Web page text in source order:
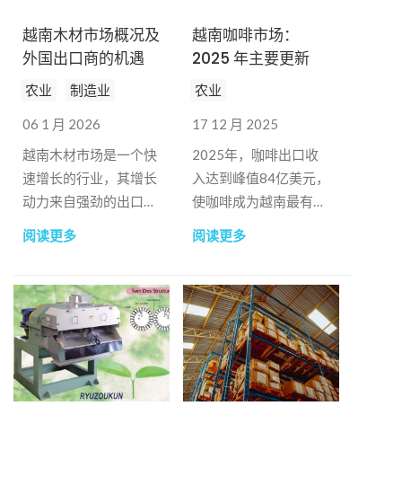
越南木材市场概况及
外国出口商的机遇
农业 制造业
06 1 月 2026
越南木材市场是一个快
速增长的行业，其增长
动力来自强劲的出口表
现和不断增长的国内需
求。
阅读更多
越南咖啡市场：
2025 年主要更新
农业
17 12 月 2025
2025年，咖啡出口收
入达到峰值84亿美元，
使咖啡成为越南最有价
值的农产品出口商品之
一。
阅读更多